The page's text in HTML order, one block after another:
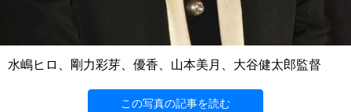
水嶋ヒロ、剛力彩芽、優香、山本美月、大谷健太郎監督
この写真の記事を読む